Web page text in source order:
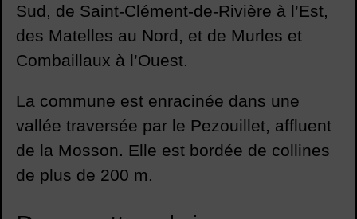
Sud, de Saint-Clément-de-Rivière à l’Est,
des Matelles au Nord, et de Murles et
Combaillaux à l’Ouest.
La commune est enracinée dans une
vallée traversée par le Pezouillet, affluent
de la Mosson. Elle est bordée de collines
de plus de 200 m.